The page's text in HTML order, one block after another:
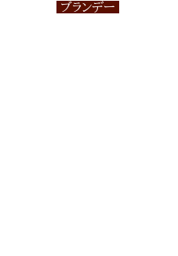
ブランデー